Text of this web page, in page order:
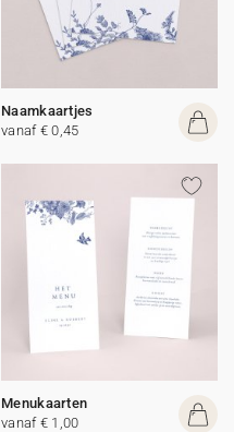
Naamkaartjes
vanaf € 0,45
Menukaarten
vanaf € 1,00